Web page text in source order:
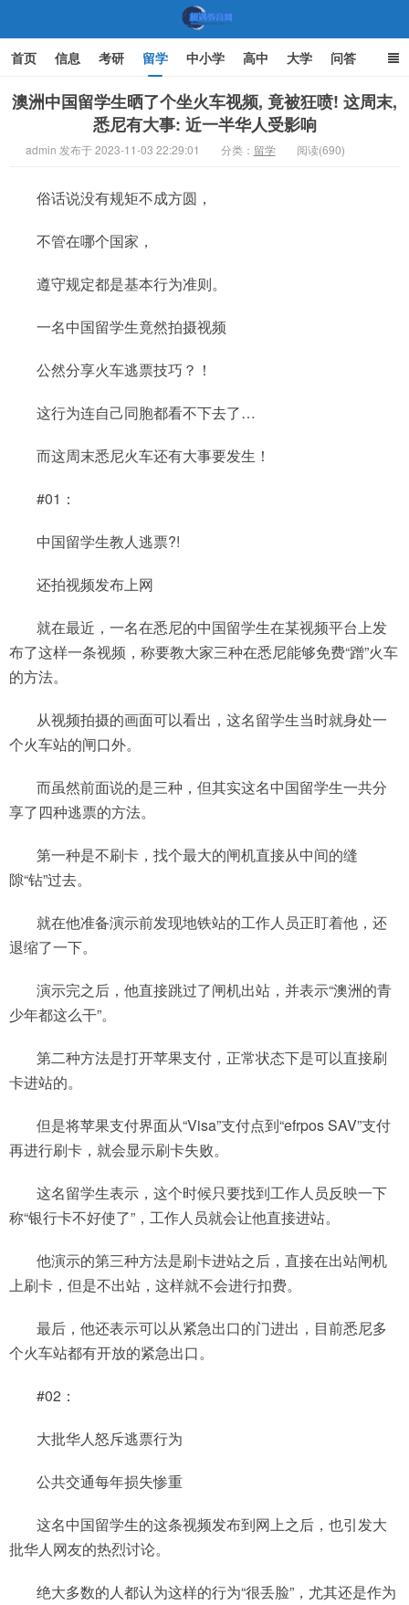
机遇教育网
首页 信息 考研 留学 中小学 高中 大学 问答
文化 家庭教育
澳洲中国留学生晒了个坐火车视频, 竟被狂喷! 这周末,
悉尼有大事: 近一半华人受影响
admin 发布于 2023-11-03 22:29:01 分类： 留学 阅读(690)
俗话说没有规矩不成方圆，
不管在哪个国家，
遵守规定都是基本行为准则。
一名中国留学生竟然拍摄视频
公然分享火车逃票技巧？！
这行为连自己同胞都看不下去了…
而这周末悉尼火车还有大事要发生！
#01：
中国留学生教人逃票?!
还拍视频发布上网
就在最近，一名在悉尼的中国留学生在某视频平台上发
布了这样一条视频，称要教大家三种在悉尼能够免费“蹭”火车
的方法。
从视频拍摄的画面可以看出，这名留学生当时就身处一
个火车站的闸口外。
而虽然前面说的是三种，但其实这名中国留学生一共分
享了四种逃票的方法。
第一种是不刷卡，找个最大的闸机直接从中间的缝
隙“钻”过去。
就在他准备演示前发现地铁站的工作人员正盯着他，还
退缩了一下。
演示完之后，他直接跳过了闸机出站，并表示“澳洲的青
少年都这么干”。
第二种方法是打开苹果支付，正常状态下是可以直接刷
卡进站的。
但是将苹果支付界面从“Visa”支付点到“efrpos SAV”支付
再进行刷卡，就会显示刷卡失败。
这名留学生表示，这个时候只要找到工作人员反映一下
称“银行卡不好使了”，工作人员就会让他直接进站。
他演示的第三种方法是刷卡进站之后，直接在出站闸机
上刷卡，但是不出站，这样就不会进行扣费。
最后，他还表示可以从紧急出口的门进出，目前悉尼多
个火车站都有开放的紧急出口。
#02：
大批华人怒斥逃票行为
公共交通每年损失惨重
这名中国留学生的这条视频发布到网上之后，也引发大
批华人网友的热烈讨论。
绝大多数的人都认为这样的行为“很丢脸”，尤其还是作为